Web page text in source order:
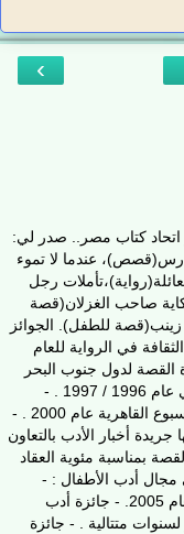
›
كتاب مصر.. صدر لي:
عندما لا تموء
رجل
صاحب الغزلان(قصة
للطفل). الجوائز
في الرواية للعام
القصة لدول جنوب البحر
الأبيض المتوسط التي نظمها إقليم لجوريا الإيطالي عام 1996 / 1997 . -
جائزة الانتفاضة في الإبداع التي نظمتها جريدة الأسبوع القاهرية عام 2000 . -
أخبار الأدب بالتعاون
في القصة بمناسبة مئوية العقاد
- جائزة دار نعمان للثقافة 2007. في مجال أدب الأطفال : -
جائزة الشارقة للإبداع العربي في أدب الأطفال لعام 2005. - جائزة أدب
متتالية . - جائزة